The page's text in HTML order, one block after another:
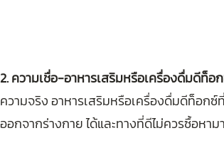
2. ความเชื่อ-อาหารเสริมหรือเครื่องดื่มดีท็
ความจริง อาหารเสริมหรือเครื่องดื่มดีท็อก
ออกจากร่างกาย ได้และทางที่ดีไม่ควรซื้อหา